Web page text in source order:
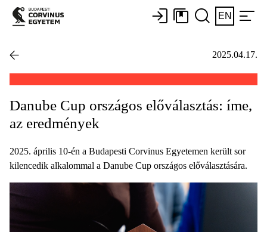
EN
2025.04.17.
Danube Cup országos előválasztás: íme,
az eredmények
2025. április 10-én a Budapesti Corvinus Egyetemen került sor
kilencedik alkalommal a Danube Cup országos előválasztására.